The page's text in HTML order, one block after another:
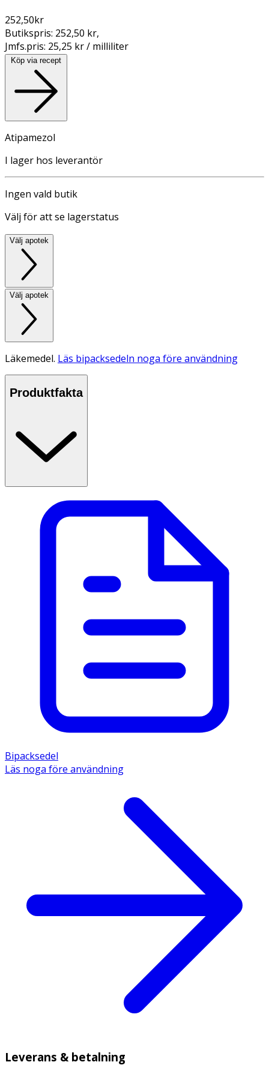
252,50kr
Butikspris: 252,50 kr,
Jmfs.pris: 25,25 kr / milliliter
Köp via recept
Atipamezol
I lager hos leverantör
Ingen vald butik
Välj för att se lagerstatus
Välj apotek
Välj apotek
Läkemedel. Läs bipacksedeln noga före användning
Produktfakta
Bipacksedel
Läs noga före användning
Leverans & betalning